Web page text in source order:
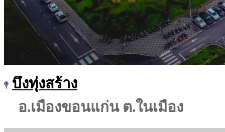
บึงทุ่งสร้าง
อ.เมืองขอนแก่น ต.ในเมือง